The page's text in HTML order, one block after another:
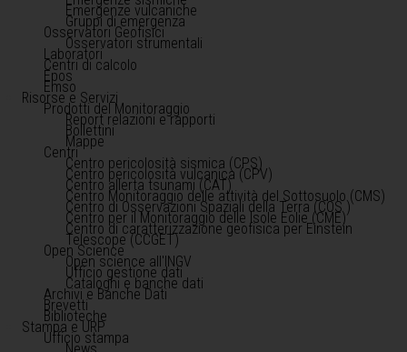
Emergenze vulcaniche
Gruppi di emergenza
Osservatori Geofisici
Osservatori strumentali
Laboratori
Centri di calcolo
Epos
Emso
Risorse e Servizi
Prodotti del Monitoraggio
Report relazioni e rapporti
Bollettini
Mappe
Centri
Centro pericolosità sismica (CPS)
Centro pericolosità vulcanica (CPV)
Centro allerta tsunami (CAT)
Centro Monitoraggio delle attività del Sottosuolo (CMS)
Centro di Osservazioni Spaziali della Terra (COS )
Centro per il Monitoraggio delle Isole Eolie (CME)
Centro di caratterizzazione geofisica per Einstein
Telescope (CCGET)
Open Science
Open science all'INGV
Ufficio gestione dati
Cataloghi e banche dati
Archivi e Banche Dati
Brevetti
Biblioteche
Stampa e URP
Ufficio stampa
News